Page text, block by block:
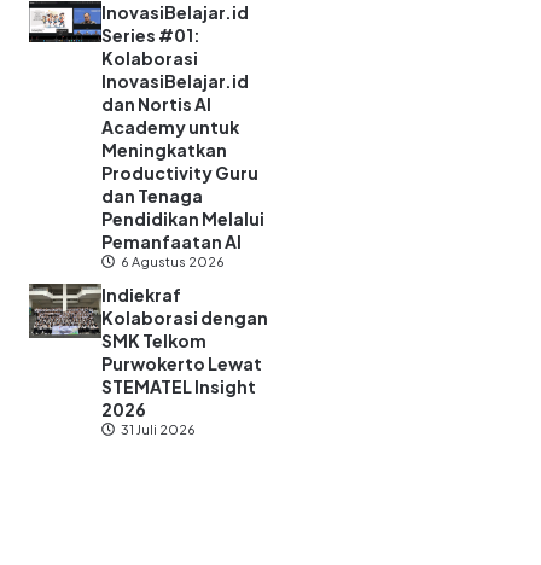
InovasiBelajar.id
Series #01:
Kolaborasi
InovasiBelajar.id
dan Nortis AI
Academy untuk
Meningkatkan
Productivity Guru
dan Tenaga
Pendidikan Melalui
Pemanfaatan AI
6 Agustus 2026
Indiekraf
Kolaborasi dengan
SMK Telkom
Purwokerto Lewat
STEMATEL Insight
2026
31 Juli 2026